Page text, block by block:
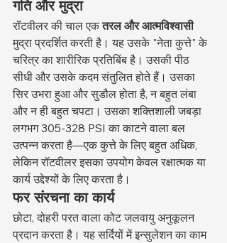
गति और मुद्रा
रॉटवीलर की चाल एक तरल और आत्मविश्वासी
मुद्रा प्रदर्शित करती है। यह उसके "नेता कुत्ते" के
चरित्र का शारीरिक प्रतिबिंब है। उसकी पीठ
सीधी और उसके कदम संतुलित होते हैं। उसका
सिर उभरा हुआ और सुडौल होता है, न बहुत लंबा
और न ही बहुत चपटा। उसका शक्तिशाली जबड़ा
लगभग 305-328 PSI का काटने वाला बल
उत्पन्न करता है—एक कुत्ते के लिए बहुत अधिक,
लेकिन रॉटवीलर इसका उपयोग केवल रक्षात्मक या
कार्य उद्देश्यों के लिए करता है।
फर संरचना का कार्य
छोटा, दोहरी परत वाला कोट जलवायु अनुकूलन
प्रदान करता है। यह सर्दियों में इन्सुलेशन का काम